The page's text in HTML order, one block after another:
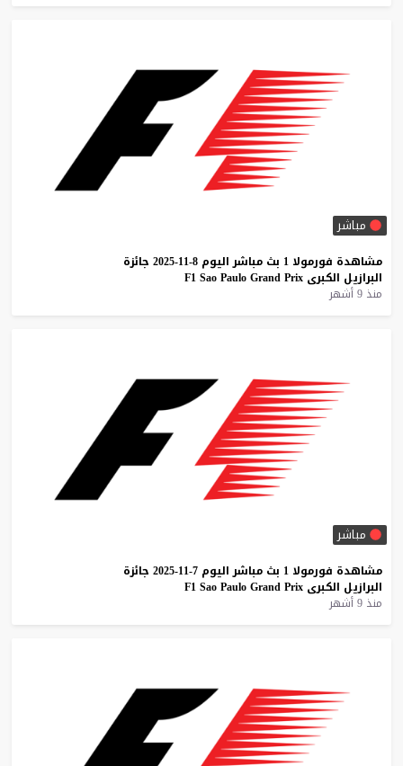
مباشر
مشاهدة فورمولا 1 بث مباشر اليوم 8-11-2025
جائزة
البرازيل الكبرى F1 Sao Paulo Grand Prix
منذ 9 أشهر
مباشر
مشاهدة فورمولا 1 بث مباشر اليوم 7-11-2025
جائزة
البرازيل الكبرى F1 Sao Paulo Grand Prix
منذ 9 أشهر